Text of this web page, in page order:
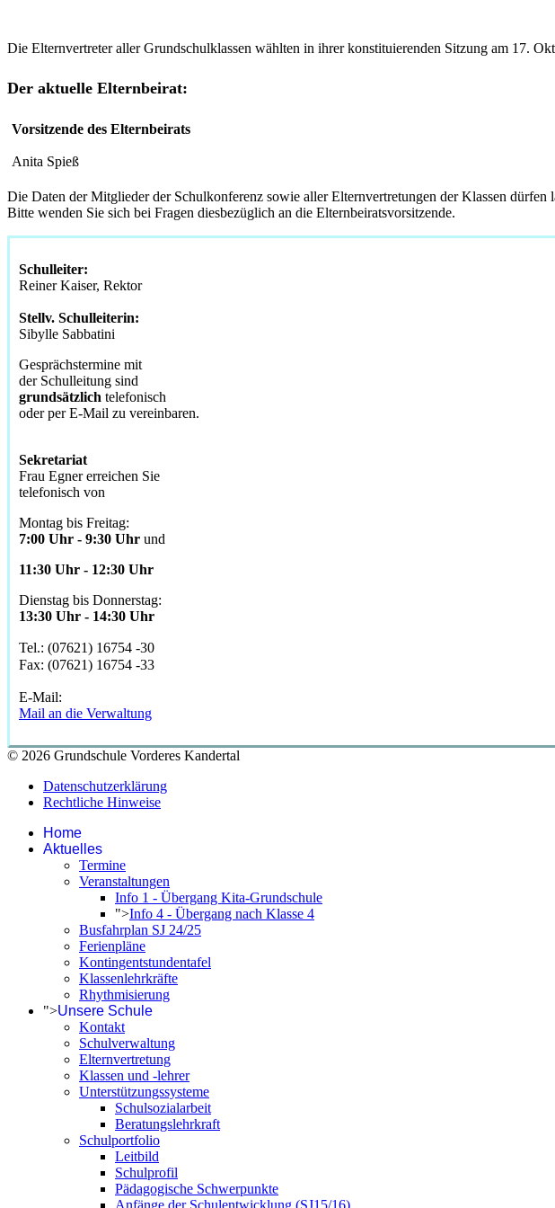
Die Elternvertreter aller Grundschulklassen wählten in ihrer konstituierenden Sitzung am 17.
Der aktuelle Elternbeirat:
Vorsitzende des Elternbeirats
Anita Spieß
Die Daten der Mitglieder der Schulkonferenz sowie aller Elternvertretungen der Klassen
Bitte wenden Sie sich bei Fragen diesbezüglich an die Elternbeiratsvorsitzende.
Schulleiter:
Reiner Kaiser, Rektor
Stellv. Schulleiterin:
Sibylle Sabbatini
Gesprächstermine mit
der Schulleitung sind
grundsätzlich telefonisch
oder per E-Mail zu vereinbaren.
Sekretariat
Frau Egner erreichen Sie
telefonisch von
Montag bis Freitag:
7:00 Uhr - 9:30 Uhr und
11:30 Uhr - 12:30 Uhr
Dienstag bis Donnerstag:
13:30 Uhr - 14:30 Uhr
Tel.: (07621) 16754 -30
Fax: (07621) 16754 -33
E-Mail:
Mail an die Verwaltung
© 2026 Grundschule Vorderes Kandertal
Datenschutzerklärung
Rechtliche Hinweise
Home
Aktuelles
Termine
Veranstaltungen
Info 1 - Übergang Kita-Grundschule
">Info 4 - Übergang nach Klasse 4
Busfahrplan SJ 24/25
Ferienpläne
Kontingentstundentafel
Klassenlehrkräfte
Rhythmisierung
">Unsere Schule
Kontakt
Schulverwaltung
Elternvertretung
Klassen und -lehrer
Unterstützungssysteme
Schulsozialarbeit
Beratungslehrkraft
Schulportfolio
Leitbild
Schulprofil
Pädagogische Schwerpunkte
Anfänge der Schulentwicklung (SJ15/16)